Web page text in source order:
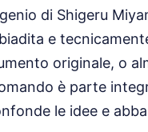
di Shigeru
e
originale, o
è parte
le idee e